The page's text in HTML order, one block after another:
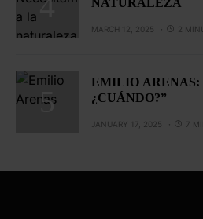
NATURALEZA
MARCH 12, 2025 2
EMILIO ARENAS:
¿CUÁNDO?”
JANUARY 17, 2025 7